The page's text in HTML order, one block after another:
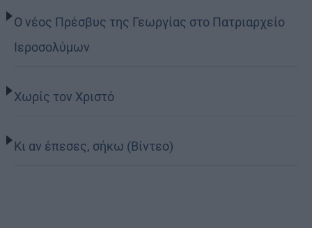
Ο νέος Πρέσβυς της Γεωργίας στο Πατριαρχείο
Ιεροσολύμων
Χωρίς τον Χριστό
Κι αν έπεσες, σήκω (Βίντεο)